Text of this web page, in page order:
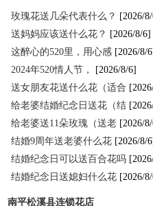
玫瑰花送几朵代表什么？ [2026/
送妈妈应该送什么花？ [2026/8/6]
这醉心的520里，用心感 [2026/8/
2024年520情人节，
[2026/8/6]
送女朋友花送什么花（适合
给老婆结婚纪念日送花（结
给老婆送11朵玫瑰（送老 [2026/
结婚9周年送老婆什么花 [2026/8/
结婚纪念日可以送百合花吗
结婚纪念日送媳妇什么花 [2026/
南平松溪县连锁花店